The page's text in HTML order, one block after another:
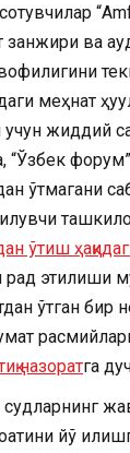
занжири ва
меҳнат
учун жиддий
“Ўзбек
ўтмагани
қилувчи
ўтиш
рад этилиши
ўтган бир
назоратга
судларнинг
йўқ